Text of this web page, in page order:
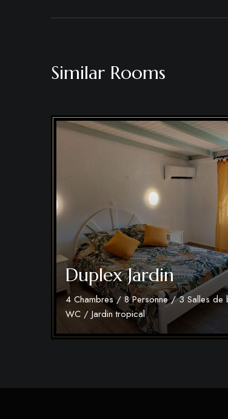
Similar Rooms
Duplex Jardin
4 Chambres / 8 Personne / 3 Salles de
WC / Jardin tropical
Découvrir plus